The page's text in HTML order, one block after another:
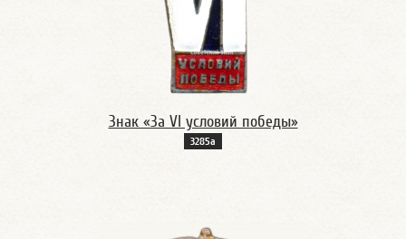
Знак «За VI условий победы»
3285а